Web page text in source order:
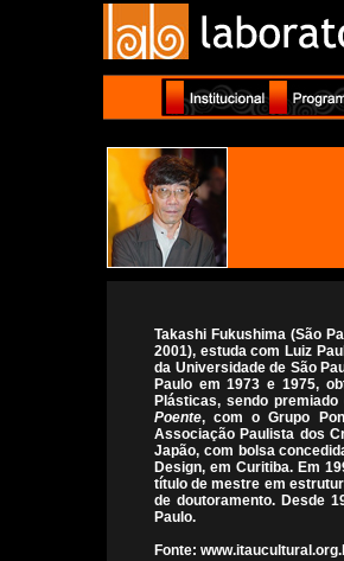
Takashi Fukushima (São
2001), estuda com Luiz
da Universidade de São
Paulo em 1973 e 1975,
Plásticas, sendo
Poente, com o Grupo
Associação Paulista dos
Japão, com bolsa
Design, em Curitiba. Em
título de mestre em
de doutoramento. Desde
Paulo.
Fonte: